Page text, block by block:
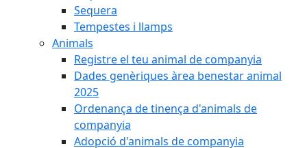
Sequera
Tempestes i llamps
Animals
Registre el teu animal de companyia
Dades genèriques àrea benestar animal
2025
Ordenança de tinença d'animals de
companyia
Adopció d'animals de companyia